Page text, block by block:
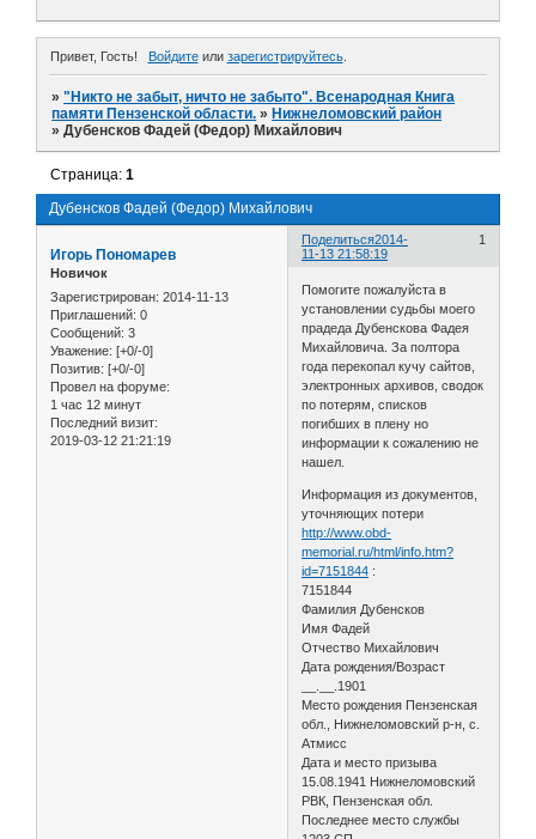
Привет, Гость! Войдитеили зарегистрируйтесь.
»"Никто не забыт, ничто не забыто". Всенародная Книга
памяти Пензенской области. » Нижнеломовский район
»Дубенсков Фадей (Федор) Михайлович
Дубенсков Фадей (Федор) Михайлович
Страница:1
Поделиться 1
2014-
11-13 21:58:19
Игорь Пономарев
Новичок
Зарегистрирован: 2014-11-13
Приглашений: 0
Сообщений: 3
Уважение: [+0/-0]
Позитив: [+0/-0]
Провел на форуме:
1 час 12 минут
Последний визит:
2019-03-12 21:21:19
Помогите пожалуйста в
установлении судьбы моего
прадеда Дубенскова Фадея
Михайловича. За полтора
года перекопал кучу сайтов,
электронных архивов, сводок
по потерям, списков
погибших в плену но
информации к сожалению не
нашел.
Информация из документов,
уточняющих потери
http://www.obd-
memorial.ru/html/info.htm?
id=7151844 :
7151844
Фамилия Дубенсков
Имя Фадей
Отчество Михайлович
Дата рождения/Возраст
__.__.1901
Место рождения Пензенская
обл., Нижнеломовский р-н, с.
Атмисс
Дата и место призыва
15.08.1941 Нижнеломовский
РВК, Пензенская обл.
Последнее место службы